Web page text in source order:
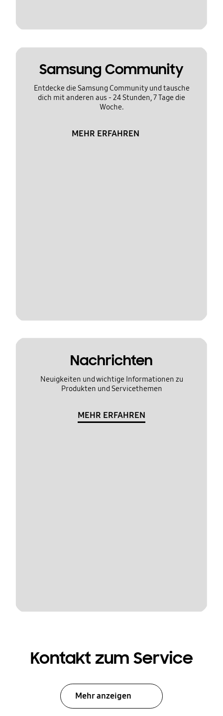
Samsung Community
Entdecke die Samsung Community und tausche
dich mit anderen aus - 24 Stunden, 7 Tage die
Woche.
MEHR ERFAHREN
Nachrichten
Neuigkeiten und wichtige Informationen zu
Produkten und Servicethemen
MEHR ERFAHREN
Kontakt zum Service
Mehr anzeigen